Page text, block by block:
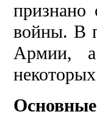
признано
войны. В
Армии, а